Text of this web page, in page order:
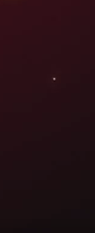
dụng đã được